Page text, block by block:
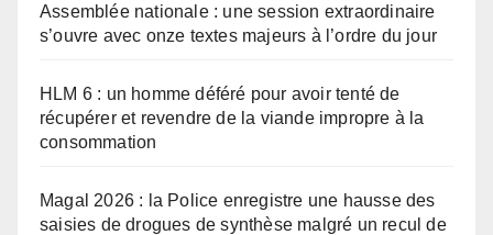
Assemblée nationale : une session extraordinaire
s’ouvre avec onze textes majeurs à l’ordre du jour
HLM 6 : un homme déféré pour avoir tenté de
récupérer et revendre de la viande impropre à la
consommation
Magal 2026 : la Police enregistre une hausse des
saisies de drogues de synthèse malgré un recul de